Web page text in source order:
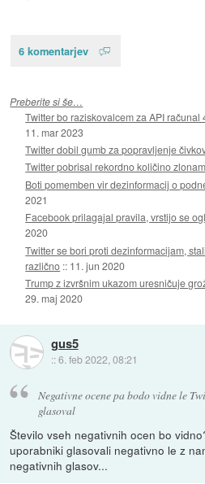
6 komentarjev
Preberite si še…
Twitter bo raziskovalcem za API
11. mar 2023
Twitter dobil gumb za popravljenje
Twitter pobrisal rekordno količino
Boti pomemben vir dezinformacij o
2021
Facebook prilagajal pravila, vrstijo se
2020
Twitter se bori proti dezinformacijam,
različno :: 11. jun 2020
Trump z izvršnim ukazom uresničuje
29. maj 2020
gus5
::6. feb 2022, 08:21
Negativne ocene pa bodo vidne le
glasoval
Število vseh negativnih ocen bo
uporabniki glasovali negativno le z
negativnih glasov...